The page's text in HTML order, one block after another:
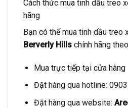
Cách thức mua tinh dầu treo
hãng
Bạn có thể mua tinh dầu treo
Berverly Hills chính hãng
Mua trực tiếp tại cửa hàng
Đặt hàng qua hotline:
Đặt hàng qua website: